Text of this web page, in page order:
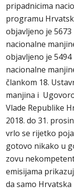
pripadnicima
programu
objavljeno je
nacionalne
objavljeno je
nacionalne
člankom 18.
manjina i
Vlade Republike
2018. do 31.
vrlo se rijetko
gotovo nikako u
zovu
emisijama
da samo